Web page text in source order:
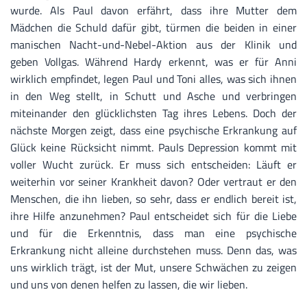
wurde. Als Paul davon erfährt, dass ihre Mutter dem
Mädchen die Schuld dafür gibt, türmen die beiden in einer
manischen Nacht-und-Nebel-Aktion aus der Klinik und
geben Vollgas. Während Hardy erkennt, was er für Anni
wirklich empfindet, legen Paul und Toni alles, was sich ihnen
in den Weg stellt, in Schutt und Asche und verbringen
miteinander den glücklichsten Tag ihres Lebens. Doch der
nächste Morgen zeigt, dass eine psychische Erkrankung auf
Glück keine Rücksicht nimmt. Pauls Depression kommt mit
voller Wucht zurück. Er muss sich entscheiden: Läuft er
weiterhin vor seiner Krankheit davon? Oder vertraut er den
Menschen, die ihn lieben, so sehr, dass er endlich bereit ist,
ihre Hilfe anzunehmen? Paul entscheidet sich für die Liebe
und für die Erkenntnis, dass man eine psychische
Erkrankung nicht alleine durchstehen muss. Denn das, was
uns wirklich trägt, ist der Mut, unsere Schwächen zu zeigen
und uns von denen helfen zu lassen, die wir lieben.